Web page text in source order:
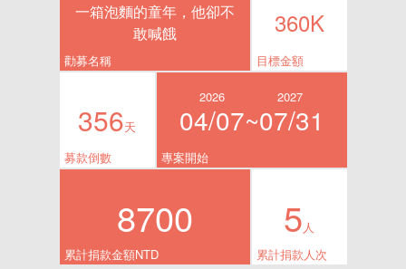
一箱泡麵的童年，他卻不
敢喊餓
勸募名稱
360K
目標金額
356天
募款倒數
2026
04/07~
2027
07/31
專案開始
8700
累計捐款金額NTD
5人
累計捐款人次